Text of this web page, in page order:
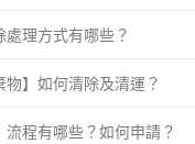
理方式有哪些？
】如何清除及清運？
程有哪些？如何申請？